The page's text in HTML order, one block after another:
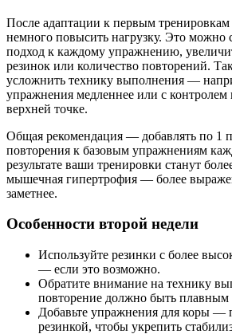
После адаптации к первым тренировкам
немного повысить нагрузку. Это можно
подход к каждому упражнению,
резинок или количество повторений.
усложнить технику выполнения —
упражнения медленнее или с контролем
верхней точке.
Общая рекомендация — добавлять по 1
повторения к базовым упражнениям
результате ваши тренировки станут
мышечная гипертрофия — более
заметнее.
Особенности второй недели
Используйте резинки с более
— если это возможно.
Обратите внимание на технику
повторение должно быть
Добавьте упражнения для коры —
резинкой, чтобы укрепить